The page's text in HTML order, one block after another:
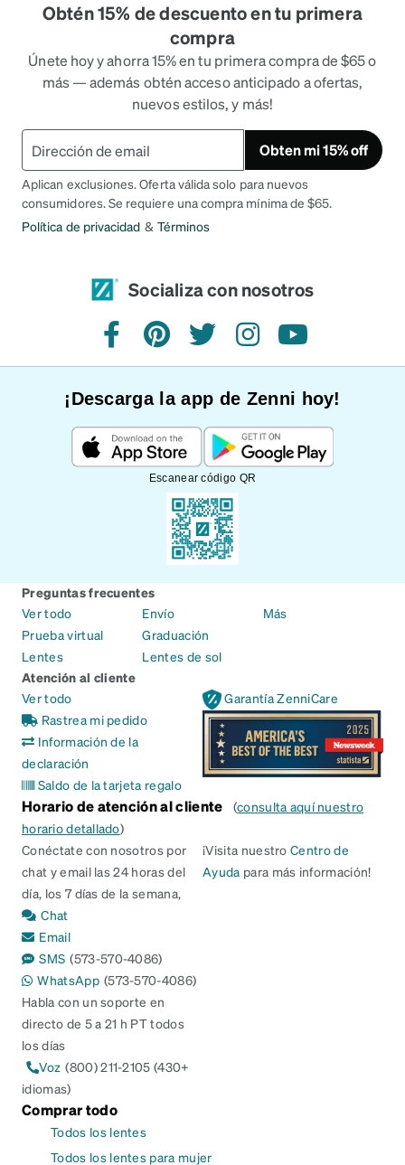
Obtén 15% de descuento en tu primera
compra
Únete hoy y ahorra 15% en tu primera compra de $65 o
más — además obtén acceso anticipado a ofertas,
nuevos estilos, y más!
Obten mi 15% off
Aplican exclusiones. Oferta válida solo para nuevos
consumidores. Se requiere una compra mínima de $65.
Política de privacidad & Términos
Socializa con nosotros
FacebookPinterestTwitterInstagramYouTube
¡Descarga la app de Zenni hoy!
Escanear código QR
Preguntas frecuentes
Ver todo
Prueba virtual
Lentes
Envío
Graduación
Lentes de sol
Más
Atención al cliente
Ver todo
Rastrea mi pedido
Información de la
declaración
Saldo de la tarjeta regalo
Garantía ZenniCare
Horario de atención al cliente (consulta aquí nuestro
horario detallado)
Conéctate con nosotros por
chat y email las 24 horas del
día, los 7 días de la semana,
Chat
Email
SMS (573-570-4086)
WhatsApp (573-570-4086)
Habla con un soporte en
directo de 5 a 21 h PT todos
los días
Voz (800) 211-2105 (430+
idiomas)
¡Visita nuestroCentro de
Ayuda para más información!
Comprar todo
Todos los lentes
Todos los lentes para mujer